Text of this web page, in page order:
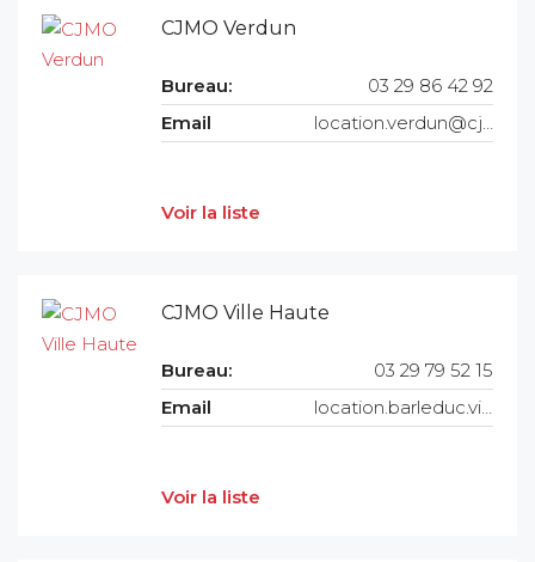
CJMO Verdun
Bureau:
03 29 86 42 92
Email
location.verdun@cjmo.fr
Voir la liste
CJMO Ville Haute
Bureau:
03 29 79 52 15
Email
location.barleduc.villehaute@cjmo.fr
Voir la liste